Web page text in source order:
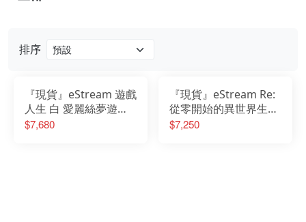
排序
『現貨』eStream 遊戲
人生 白 愛麗絲夢遊仙
境Ver 1/7 PVC完成品
$7,680
『現貨』eStream Re:
從零開始的異世界生活
拉姆 霓虹都市Ver 1/7
$7,250